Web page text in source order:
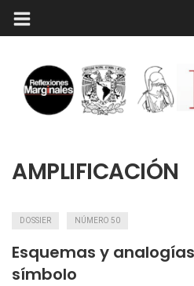
AMPLIFICACIÓN
DOSSIER NÚMERO 50
Esquemas y
símbolo